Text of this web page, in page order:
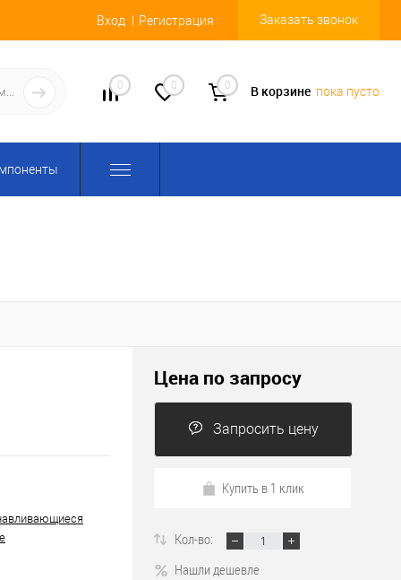
Вход Регистрация Заказать звонок
0 0 0 В корзине пока пусто
Цена по запросу
Запросить цену
Купить в 1 клик
Кол-во:
Нашли дешевле